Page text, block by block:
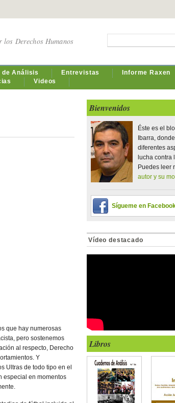
Derechos Humanos
de Análisis Entrevistas
Informe Raxen
Videos
que hay numerosas
pero sostenemos
al respecto, Derecho
Y
Ultras de todo tipo en el
especial en momentos
Bienvenidos
Éste es el
Ibarra,
diferentes
lucha contra
Puedes leer
autor y su
Sígueme en
Vídeo destacado
Libros